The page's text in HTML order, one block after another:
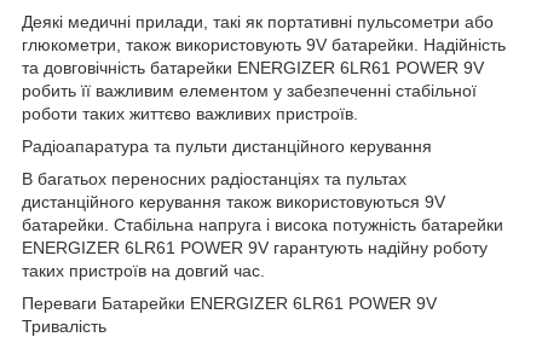
Деякі медичні прилади, такі як портативні пульсометри або
глюкометри, також використовують 9V батарейки. Надійність
та довговічність батарейки ENERGIZER 6LR61 POWER 9V
робить її важливим елементом у забезпеченні стабільної
роботи таких життєво важливих пристроїв.
Радіоапаратура та пульти дистанційного керування
В багатьох переносних радіостанціях та пультах
дистанційного керування також використовуються 9V
батарейки. Стабільна напруга і висока потужність батарейки
ENERGIZER 6LR61 POWER 9V гарантують надійну роботу
таких пристроїв на довгий час.
Переваги Батарейки ENERGIZER 6LR61 POWER 9V
Тривалість